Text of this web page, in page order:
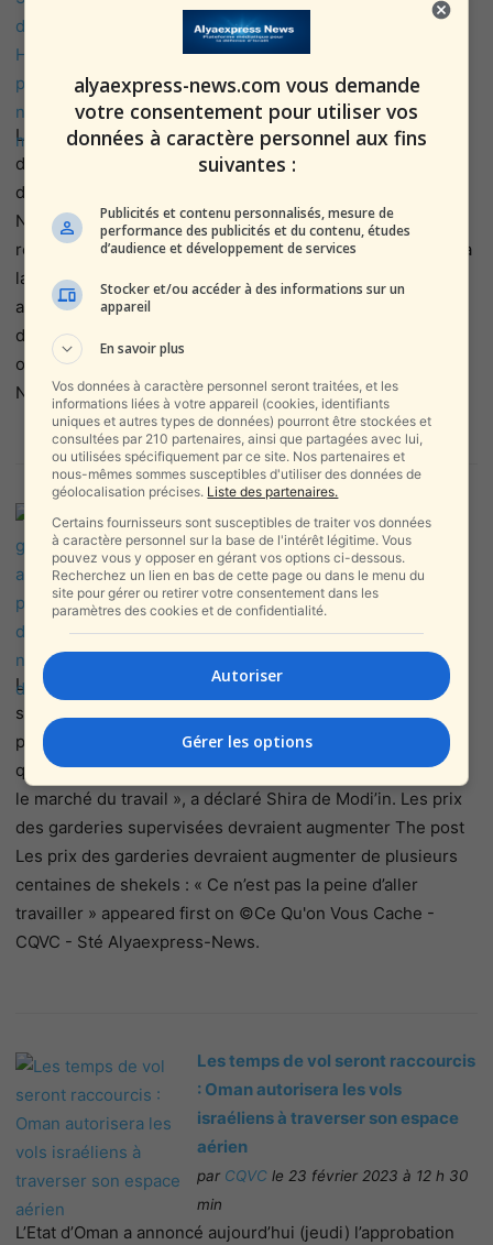
Cour. Il n’y a pas de domaine où il
ne nous a pas fait de mal »
parCQVCle 23 février 2023 à 16 h 30
min
Le président de la commission des finances du judaïsme
de la Torah, le membre de la Knesset Moshe Gafni , a
déclaré aujourd’hui (mercredi) lors de la conférence « Yad
Na’aman » que « depuis 34 ans, j’attends que nous
réduisions le pouvoir de la Haute Cour, depuis j’ai été élu à
la Knesset. Cela fait 34 ans The post Gafni : « Cela fait 34
ans que j’attends de faire tomber la Haute Cour. Il n’y a pas
de domaine où il ne nous a pas fait de mal » appeared first
on ©Ce Qu'on Vous Cache - CQVC - Sté Alyaexpress-
News.
Les prix des garderies devraient
augmenter de plusieurs centaines
de shekels : « Ce n’est pas la peine
d’aller travailler »
min
Les parents ne savent pas quel sera le montant de la
subvention l’année prochaine, et craignent de ne pas
pouvoir y faire face. « L’augmentation des prix ne fera
qu’encourager les femmes à rester à la maison et à quitter
le marché du travail », a déclaré Shira de Modi’in. Les prix
des garderies supervisées devraient augmenter The post
Les prix des garderies devraient augmenter de plusieurs
centaines de shekels : « Ce n’est pas la peine d’aller
travailler » appeared first on ©Ce Qu'on Vous Cache -
CQVC - Sté Alyaexpress-News.
Les temps de vol seront raccourcis
: Oman autorisera les vols
israéliens à traverser son espace
aérien
par CQVC le 23 février 2023 à 12 h 30
min
L’Etat d’Oman a annoncé aujourd’hui (jeudi) l’approbation
alyaexpress-news.com vous demande
votre consentement pour utiliser vos
données à caractère personnel aux fins
suivantes :
Publicités et contenu personnalisés, mesure de
performance des publicités et du contenu, études
d’audience et développement de services
Stocker et/ou accéder à des informations sur un
appareil
En savoir plus
Vos données à caractère personnel seront traitées, et les
informations liées à votre appareil (cookies, identifiants
uniques et autres types de données) pourront être stockées et
consultées par 210 partenaires, ainsi que partagées avec lui,
ou utilisées spécifiquement par ce site. Nos partenaires et
nous-mêmes sommes susceptibles d'utiliser des données de
géolocalisation précises. Liste des partenaires.
Certains fournisseurs sont susceptibles de traiter vos données
à caractère personnel sur la base de l'intérêt légitime. Vous
pouvez vous y opposer en gérant vos options ci-dessous.
Recherchez un lien en bas de cette page ou dans le menu du
site pour gérer ou retirer votre consentement dans les
paramètres des cookies et de confidentialité.
Autoriser
Gérer les options